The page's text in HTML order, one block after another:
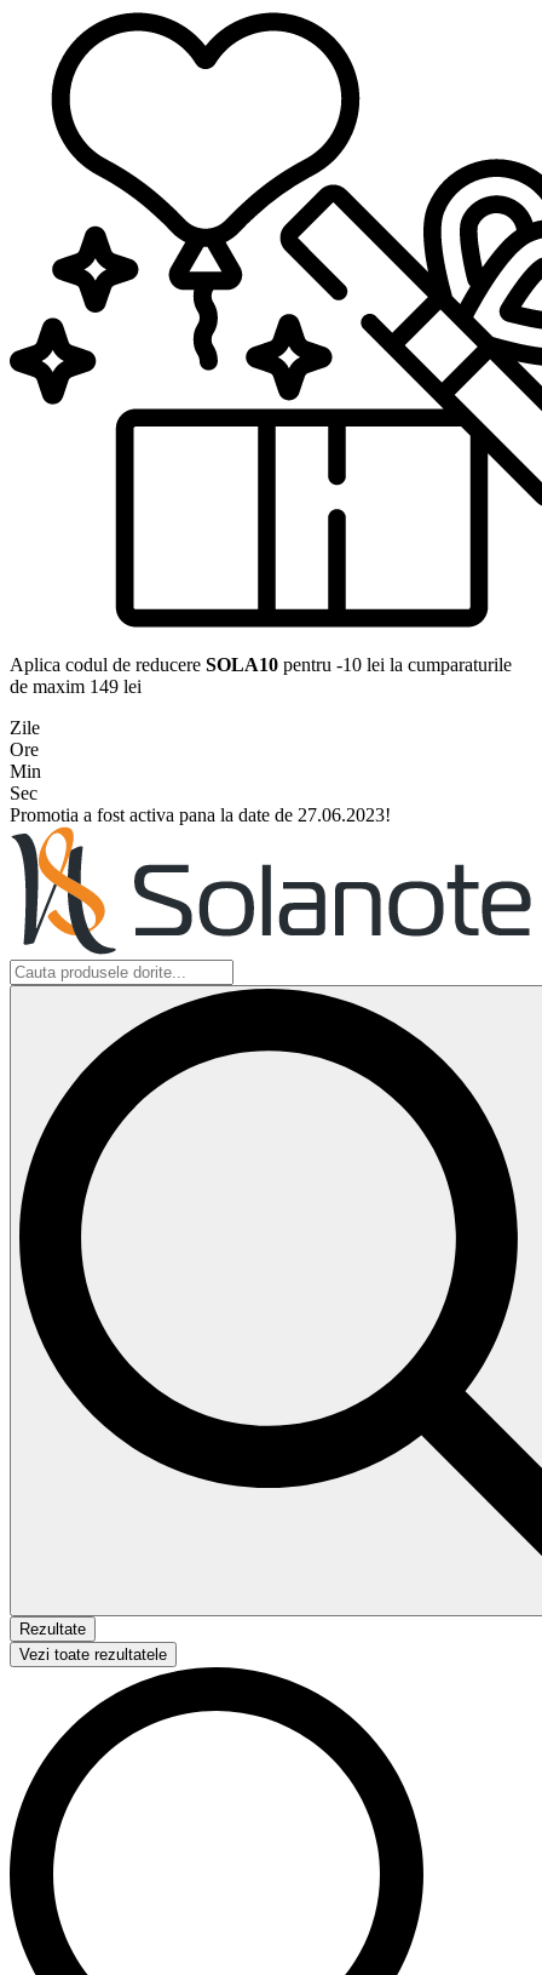
conținut
Aplica codul de reducere SOLA10 pentru -10 lei la cumparaturile
de maxim 149 lei
Zile
Ore
Min
Sec
Promotia a fost activa pana la date de 27.06.2023!
Search
...
Rezultate
Vezi toate rezultatele